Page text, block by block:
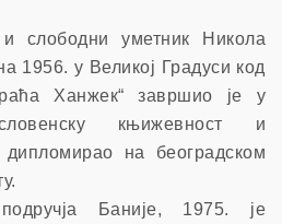
слободни уметник Никола
1956. у Великој Градуси код
Ханжек“ завршио је у
књижевност и
дипломирао на београдском
Баније, 1975. је